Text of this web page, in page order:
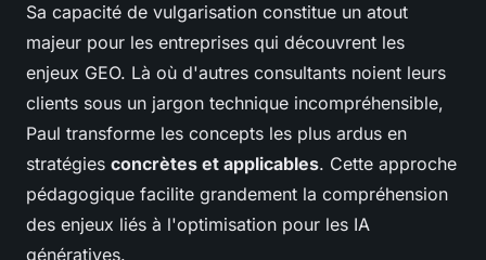
Sa capacité de vulgarisation constitue un atout
majeur pour les entreprises qui découvrent les
enjeux GEO. Là où d'autres consultants noient leurs
clients sous un jargon technique incompréhensible,
Paul transforme les concepts les plus ardus en
stratégies concrètes et applicables. Cette approche
pédagogique facilite grandement la compréhension
des enjeux liés à l'optimisation pour les IA
génératives.